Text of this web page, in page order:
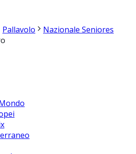
Pallavolo
Nazionale Seniores